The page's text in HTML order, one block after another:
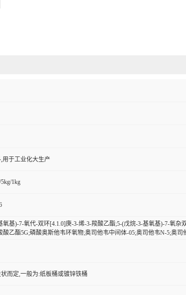
用于工业化大生产
1kg
氧基)-7-氧代-双环[4.1.0]庚-3-烯-3-羧酸乙酯;5-(戊烷-3-基氧基)-7-氧
酸乙酯5G;磷酸奥斯他韦环氧物;奥司他韦中间体-05;奥司他韦N-5;奥司
而定,一般为:纸板桶或镀锌铁桶